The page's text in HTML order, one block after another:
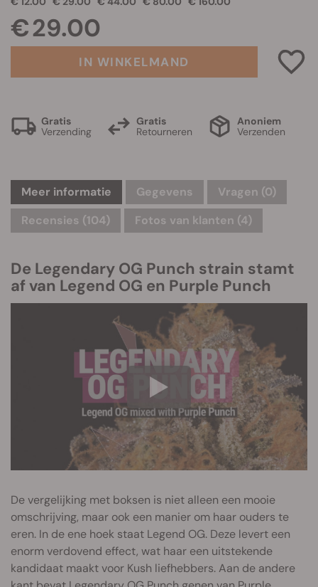
€ 29.00
IN WINKELMAND
Gratis
Verzending
Gratis
Retourneren
Anoniem
Verzenden
Meer informatie Gegevens Vragen (0)
Recensies (104)
Fotos van klanten (4)
De Legendary OG Punch strain stamt
af van Legend OG en Purple Punch
De vergelijking met boksen is niet alleen een mooie
omschrijving, maar ook een manier om haar ouders te
eren. In de ene hoek staat Legend OG. Deze levert een
enorm verdovend effect, wat haar een uitstekende
kandidaat maakt voor Kush liefhebbers. Aan de andere